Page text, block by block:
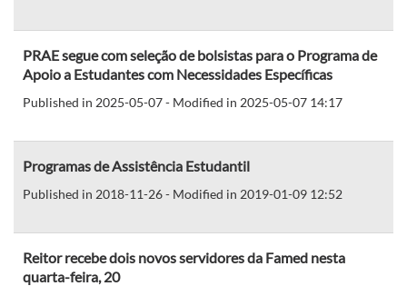
PRAE segue com seleção de bolsistas para o Programa de
Apoio a Estudantes com Necessidades Específicas
Published in 2025-05-07 - Modified in 2025-05-07 14:17
Programas de Assistência Estudantil
Published in 2018-11-26 - Modified in 2019-01-09 12:52
Reitor recebe dois novos servidores da Famed nesta
quarta-feira, 20